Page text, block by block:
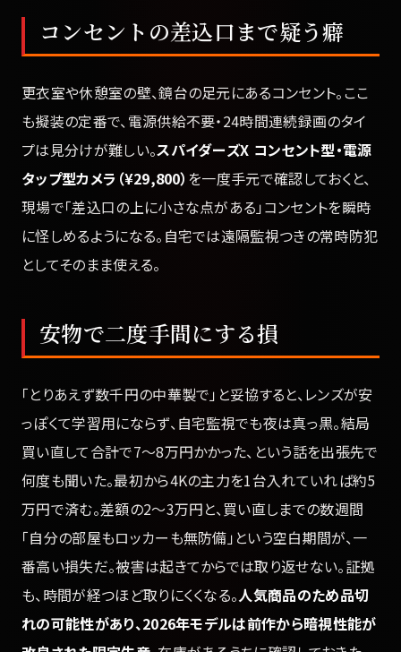
コンセントの差込口まで疑う癖
更衣室や休憩室の壁、鏡台の足元にあるコンセント。ここ
も擬装の定番で、電源供給不要・24時間連続録画のタイ
プは見分けが難しい。スパイダーズX コンセント型・電源
タップ型カメラ（¥29,800） を一度手元で確認しておくと、
現場で「差込口の上に小さな点がある」コンセントを瞬時
に怪しめるようになる。自宅では遠隔監視つきの常時防犯
としてそのまま使える。
安物で二度手間にする損
「とりあえず数千円の中華製で」と妥協すると、レンズが安
っぽくて学習用にならず、自宅監視でも夜は真っ黒。結局
買い直して合計で7〜8万円かかった、という話を出張先で
何度も聞いた。最初から4Kの主力を1台入れていれば約5
万円で済む。差額の2〜3万円と、買い直しまでの数週間
「自分の部屋もロッカーも無防備」という空白期間が、一
番高い損失だ。被害は起きてからでは取り返せない。証拠
も、時間が経つほど取りにくくなる。人気商品のため品切
れの可能性があり、2026年モデルは前作から暗視性能が